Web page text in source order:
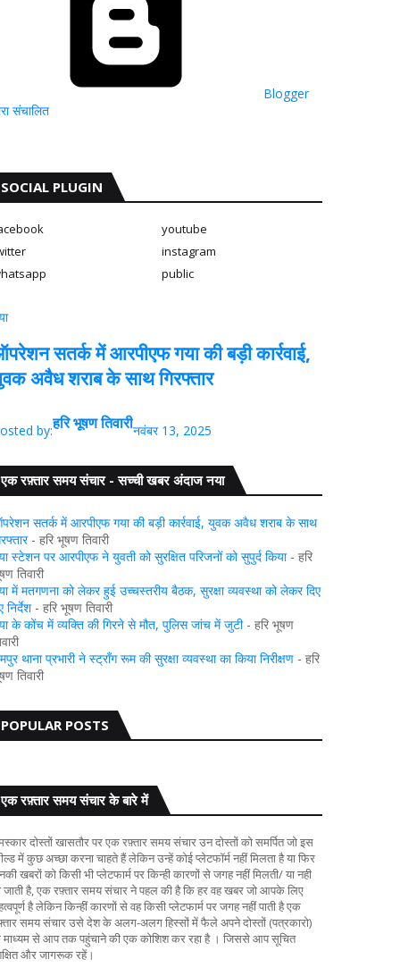
Blogger
संचालित
SOCIAL PLUGIN
youtube
instagram
public
सतर्क में आरपीएफ गया की बड़ी कार्रवाई,
अवैध शराब के साथ गिरफ्तार
by:हरि भूषण तिवारीनवंबर 13, 2025
एक रफ़्तार समय संचार - सच्ची खबर अंदाज नया
सतर्क में आरपीएफ गया की बड़ी कार्रवाई, युवक अवैध शराब के साथ
- हरि भूषण तिवारी
स्टेशन पर आरपीएफ ने युवती को सुरक्षित परिजनों को सुपुर्द किया- हरि
तिवारी
में मतगणना को लेकर हुई उच्चस्तरीय बैठक, सुरक्षा व्यवस्था को लेकर दिए
निर्देश- हरि भूषण तिवारी
के कोंच में व्यक्ति की गिरने से मौत, पुलिस जांच में जुटी- हरि भूषण
थाना प्रभारी ने स्ट्रॉंग रूम की सुरक्षा व्यवस्था का किया निरीक्षण - हरि
तिवारी
POPULAR POSTS
एक रफ़्तार समय संचार के बारे में
दोस्तों खासतौर पर एक रफ़्तार समय संचार उन दोस्तों को समर्पित जो इस
में कुछ अच्छा करना चाहते हैं लेकिन उन्हें कोई प्लेटफॉर्म नहीं मिलता है या फिर
खबरों को किसी भी प्लेटफार्म पर किन्ही कारणों से जगह नहीं मिलती/ या नही
जाती है, एक रफ़्तार समय संचार ने पहल की है कि हर वह खबर जो आपके लिए
है लेकिन किन्हीं कारणों से वह किसी प्लेटफार्म पर जगह नहीं पाती है एक
समय संचार उसे देश के अलग-अलग हिस्सों में फैले अपने दोस्तों (पत्रकारो)
से आप तक पहुंचाने की एक कोशिश कर रहा है । जिससे आप सूचित
और जागरूक रहें।